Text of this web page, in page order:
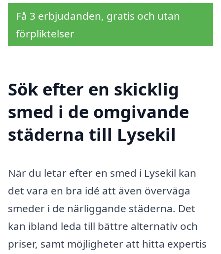
Få 3 erbjudanden, gratis och utan
förpliktelser
Sök efter en skicklig
smed i de omgivande
städerna till Lysekil
När du letar efter en smed i Lysekil kan
det vara en bra idé att även överväga
smeder i de närliggande städerna. Det
kan ibland leda till bättre alternativ och
priser, samt möjligheter att hitta expertis